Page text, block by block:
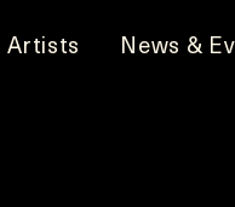
Artists News &